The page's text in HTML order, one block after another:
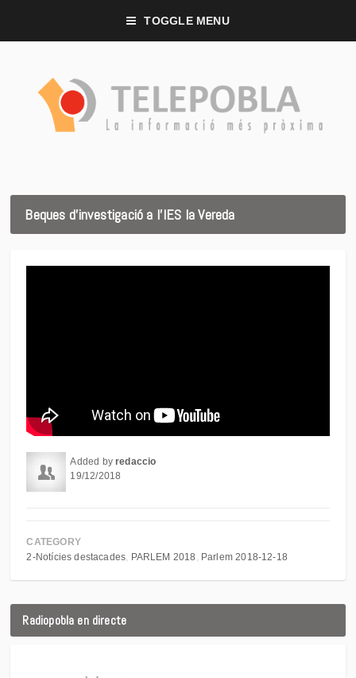
TOGGLE MENU
Beques d’investigació a l’IES la Vereda
Added byredaccio
19/12/2018
CATEGORY
2-Notícies destacades
PARLEM 2018 Parlem 2018-12-18
Radiopobla en directe